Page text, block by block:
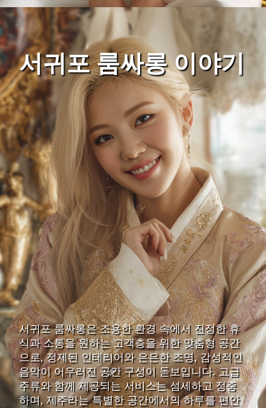
서귀포 룸싸롱 이야기
서귀포 룸싸롱은 조용한 환경 속에서 진정한 휴
식과 소통을 원하는 고객층을 위한 맞춤형 공간
으로, 정제된 인테리어와 은은한 조명, 감성적인
음악이 어우러진 공간 구성이 돋보입니다. 고급
주류와 함께 제공되는 서비스는 섬세하고 정중
하며, 제주라는 특별한 공간에서의 하루를 편안